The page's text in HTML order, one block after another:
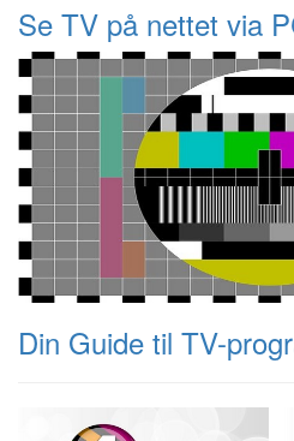
Se TV på nettet via
Din Guide til TV-